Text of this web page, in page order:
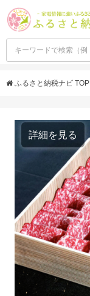
ふるさと納税ナビ TOP
詳細を見る